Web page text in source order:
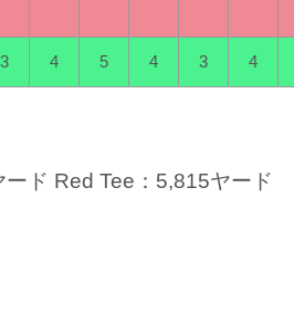
3 4 5 4 3 4
ード Red Tee：5,815ヤード